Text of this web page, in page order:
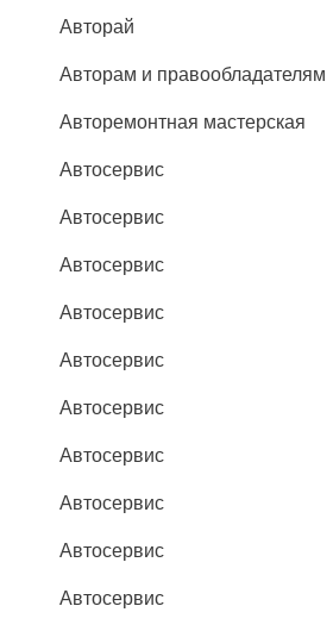
Авторай
Авторам и правообладателям
Авторемонтная мастерская
Автосервис
Автосервис
Автосервис
Автосервис
Автосервис
Автосервис
Автосервис
Автосервис
Автосервис
Автосервис